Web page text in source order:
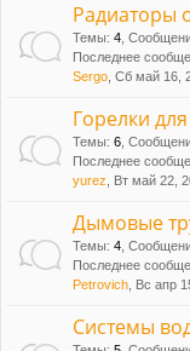
Радиаторы
Темы: 4
Последнее
Sergo , Сб май 16,
Горелки
Темы: 6
Последнее
yurez , Вт май 22,
Дымовые
Темы: 4
Последнее
Petrovich , Вс апр
Системы